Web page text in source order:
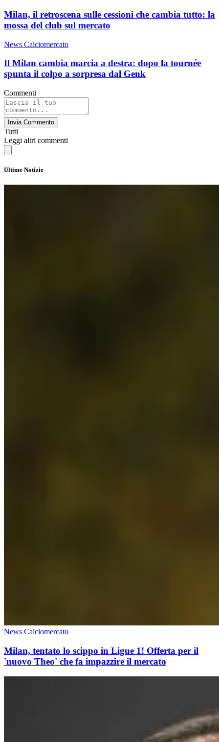
Milan, il retroscena sulle cessioni che cambia tutto: la
mossa del club sul mercato
News Calciomercato
Il Milan cambia marcia a destra: dopo la tournée
spunta il colpo a sorpresa dal Genk
Commenti
Invia Commento
Tutti
Leggi altri commenti
Ultime Notizie
News Calciomercato
Milan, tentato lo scippo in Ligue 1! Offerta per il
'nuovo Theo' che fa impazzire il mercato